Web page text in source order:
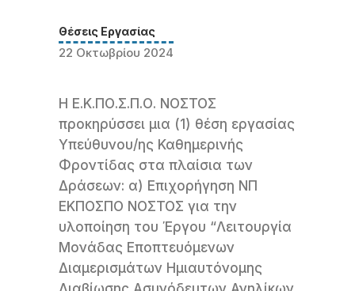
Θέσεις Εργασίας
22 Οκτωβρίου 2024
Η Ε.Κ.ΠΟ.Σ.Π.Ο. ΝΟΣΤΟΣ
προκηρύσσει μια (1) θέση εργασίας
Υπεύθυνου/ης Καθημερινής
Φροντίδας στα πλαίσια των
Δράσεων: α) Επιχορήγηση ΝΠ
ΕΚΠΟΣΠΟ ΝΟΣΤΟΣ για την
υλοποίηση του Έργου “Λειτουργία
Μονάδας Εποπτευόμενων
Διαμερισμάτων Ημιαυτόνομης